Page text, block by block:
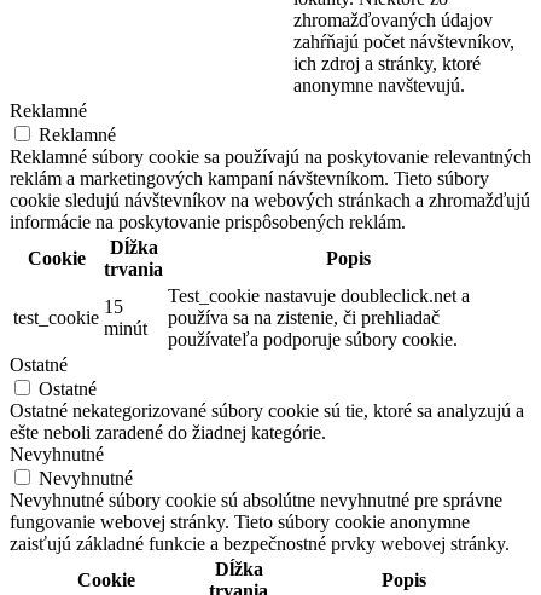
zhromažďovaných údajov
zahŕňajú počet návštevníkov,
ich zdroj a stránky, ktoré
anonymne navštevujú.
Reklamné
Reklamné
Reklamné súbory cookie sa používajú na poskytovanie relevantných
reklám a marketingových kampaní návštevníkom. Tieto súbory
cookie sledujú návštevníkov na webových stránkach a zhromažďujú
informácie na poskytovanie prispôsobených reklám.
Cookie
Dĺžka
trvania
Popis
test_cookie
15
minút
Test_cookie nastavuje doubleclick.net a
používa sa na zistenie, či prehliadač
používateľa podporuje súbory cookie.
Ostatné
Ostatné
Ostatné nekategorizované súbory cookie sú tie, ktoré sa analyzujú a
ešte neboli zaradené do žiadnej kategórie.
Nevyhnutné
Nevyhnutné
Nevyhnutné súbory cookie sú absolútne nevyhnutné pre správne
fungovanie webovej stránky. Tieto súbory cookie anonymne
zaisťujú základné funkcie a bezpečnostné prvky webovej stránky.
Cookie
Dĺžka
Popis